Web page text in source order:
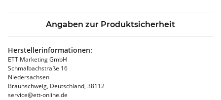
Angaben zur Produktsicherheit
Herstellerinformationen:
ETT Marketing GmbH
Schmalbachstraße 16
Niedersachsen
Braunschweig, Deutschland, 38112
service@ett-online.de